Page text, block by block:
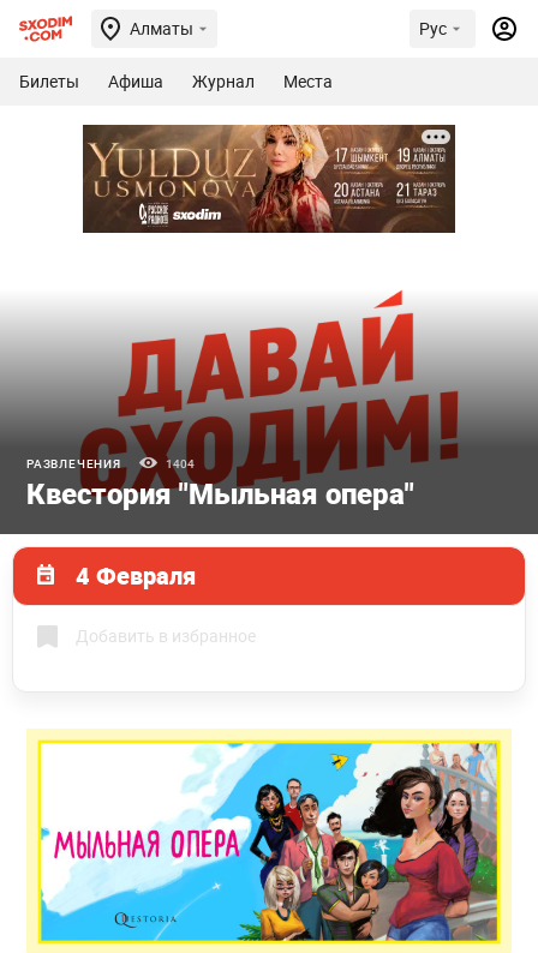
Алматы Рус
Билеты Афиша Журнал Места
РАЗВЛЕЧЕНИЯ 1404
Квестория "Мыльная опера"
4 Февраля
Добавить в избранное